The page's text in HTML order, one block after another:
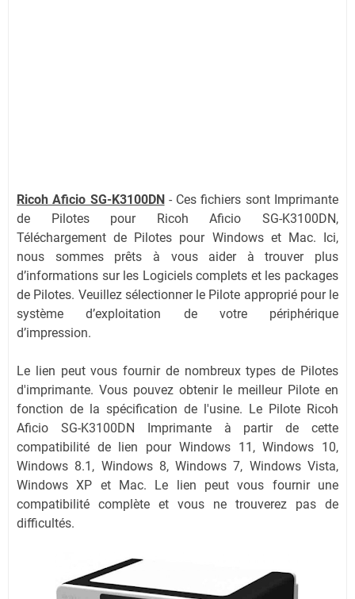
Ricoh Aficio SG-K3100DN - Ces fichiers sont Imprimante
de Pilotes pour Ricoh Aficio SG-K3100DN,
Téléchargement de Pilotes pour Windows et Mac. Ici,
nous sommes prêts à vous aider à trouver plus
d’informations sur les Logiciels complets et les packages
de Pilotes. Veuillez sélectionner le Pilote approprié pour le
système d’exploitation de votre périphérique
d’impression.
Le lien peut vous fournir de nombreux types de Pilotes
d'imprimante. Vous pouvez obtenir le meilleur Pilote en
fonction de la spécification de l'usine. Le Pilote Ricoh
Aficio SG-K3100DN Imprimante à partir de cette
compatibilité de lien pour Windows 11, Windows 10,
Windows 8.1, Windows 8, Windows 7, Windows Vista,
Windows XP et Mac. Le lien peut vous fournir une
compatibilité complète et vous ne trouverez pas de
difficultés.